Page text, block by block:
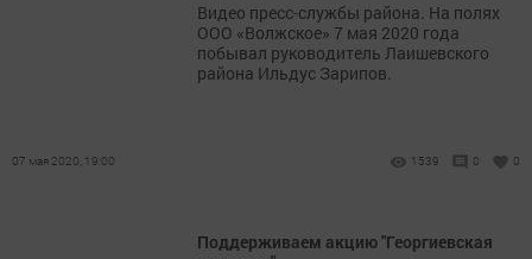
Видео пресс-службы района. На полях
ООО «Волжское» 7 мая 2020 года
побывал руководитель Лаишевского
района Ильдус Зарипов.
07 мая 2020, 19:00 1539 0 0
Поддерживаем акцию "Георгиевская